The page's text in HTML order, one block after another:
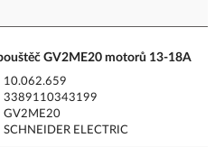
GV2ME20 motorů 13-18A
10.062.659
3389110343199
GV2ME20
SCHNEIDER ELECTRIC